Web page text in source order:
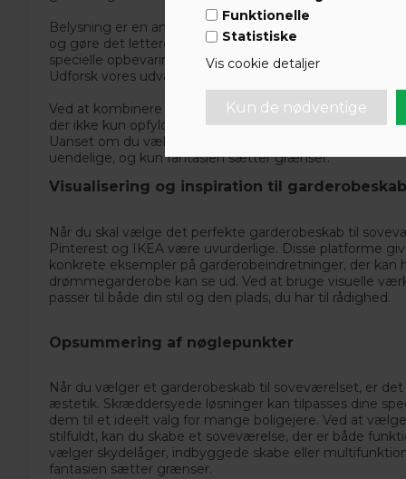
Funktionelle
Statistiske
Vis cookie detaljer
Belysning er en anden vigtig faktor. Indbygget LED-
og gøre det lettere at finde det, du leder efter, selv i de
specielle opbevaringsløsninger som skoudtræk eller
Udforsk vores udvalg af
praktiske tilbehør
Ved at kombinere de nyeste trends med smarte og
der ikke kun opfylder dine opbevaringsbehov, men
Uanset om du vælger skydelåger, indbyggede skabe
uendelige, og kun fantasien sætter grænser.
Visualisering og inspiration til
Når du skal vælge det perfekte garderobeskab til
Pinterest og IKEA være uvurderlige. Disse platforme
konkrete eksempler på garderobeindretninger, der kan
drømmegarderobe kan se ud. Ved at bruge visuelle
passer til både din stil og den plads, du har til rådighed.
Opsummering af nøglepunkter
Når du vælger et garderobeskab til soveværelset, er
æstetik. Skræddersyede løsninger kan tilpasses dine
dem til et ideelt valg for mange boligejere. Ved at
stilfuldt, kan du skabe et soveværelse, der er både
vælger skydelåger, indbyggede skabe eller
fantasien sætter grænser.